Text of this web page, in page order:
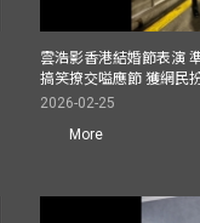
雲浩影香港結婚節表演
搞笑撩交嗌應節 獲網民
2026-02-25
More